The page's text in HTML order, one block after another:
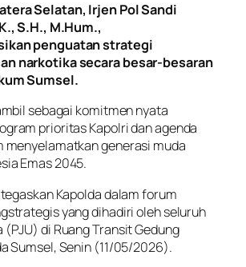
Selatan, Irjen Pol Sandi
S.H., M.Hum.,
penguatan strategi
narkotika secara besar-besaran
Sumsel.
sebagai komitmen nyata
prioritas Kapolri dan agenda
menyelamatkan generasi muda
Emas 2045.
Kapolda dalam forum
strategis yang dihadiri oleh seluruh
di Ruang Transit Gedung
Sumsel, Senin (11/05/2026).